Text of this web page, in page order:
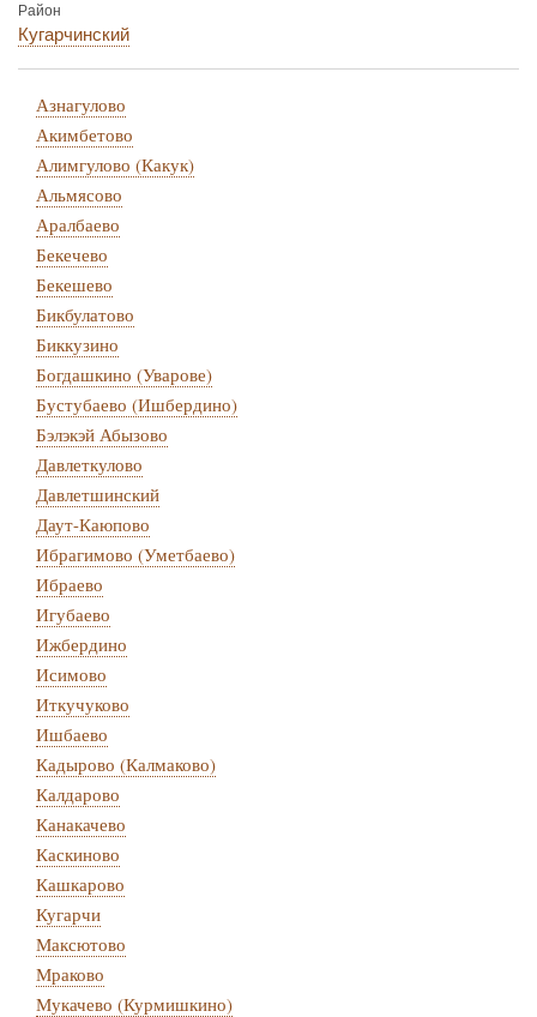
Район
Кугарчинский
Азнагулово
Акимбетово
Алимгулово (Какук)
Альмясово
Аралбаево
Бекечево
Бекешево
Бикбулатово
Биккузино
Богдашкино (Уварове)
Бустубаево (Ишбердино)
Бэлэкэй Абызово
Давлеткулово
Давлетшинский
Даут-Каюпово
Ибрагимово (Уметбаево)
Ибраево
Игубаево
Ижбердино
Исимово
Иткучуково
Ишбаево
Кадырово (Калмаково)
Калдарово
Канакачево
Каскиново
Кашкарово
Кугарчи
Максютово
Мраково
Мукачево (Курмишкино)